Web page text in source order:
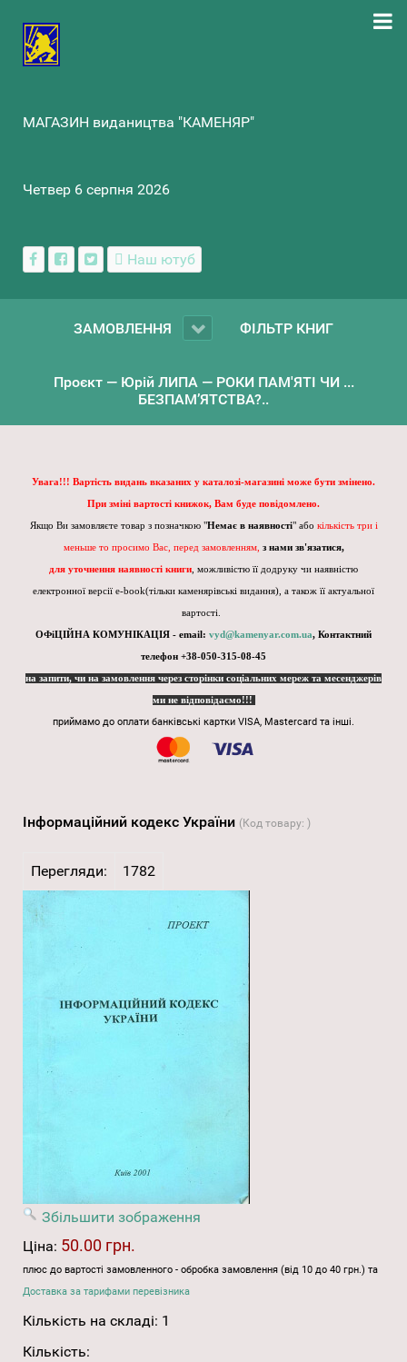
МАГАЗИН видаництва "КАМЕНЯР"
Четвер 6 серпня 2026
Наш ютуб
ЗАМОВЛЕННЯ ФІЛЬТР КНИГ
Проєкт — Юрій ЛИПА — РОКИ ПАМ'ЯТІ ЧИ ...
БЕЗПАМ’ЯТСТВА?..
Увага!!! Вартість видань вказаних у каталозі-магазині може бути змінено.
При зміні вартості книжок, Вам буде повідомлено.
Якщо Ви замовляєте товар з позначкою "Немає в наявності" або кількість три і
меньше то просимо Вас, перед замовленням, з нами зв'язатися,
для уточнення наявності книги , можливістю її додруку чи наявністю
електронної версії e-book(тільки каменярівські видання), а також її актуальної
вартості.
ОФіЦІЙНА КОМУНІКАЦІЯ - email: vyd@kamenyar.com.ua, Контактний
телефон +38-050-315-08-45
на запити, чи на замовлення через сторінки соціальних мереж та месенджерів
ми не відповідаємо!!!
приймамо до оплати банківські картки VISA, Mastercard та інші.
Інформаційний кодекс України (Код товару: )
Перегляди: 1782
Збільшити зображення
Ціна: 50.00 грн.
плюс до вартості замовленного - обробка замовлення (від 10 до 40 грн.) та
Доставка за тарифами перевізника
Кількість на складі: 1
Кількість: